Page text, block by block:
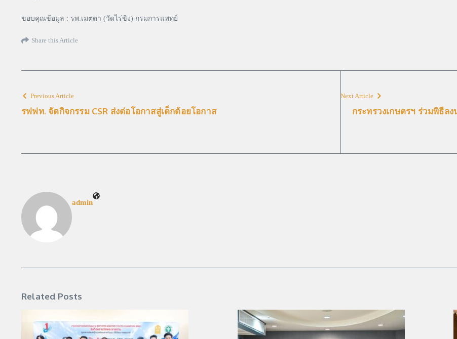
ขอบคุณข้อมูล : รพ.เมตตา (วัดไร่ขิง) กรมการแพทย์
Share this Article
Previous Article
รฟฟท. จัดกิจกรรม CSR ส่งต่อโอกาสสู่เด็กด้อยโอกาส
Next Article
กระทรวงเกษตรฯ ร่วมพิธีล
admin
Related Posts